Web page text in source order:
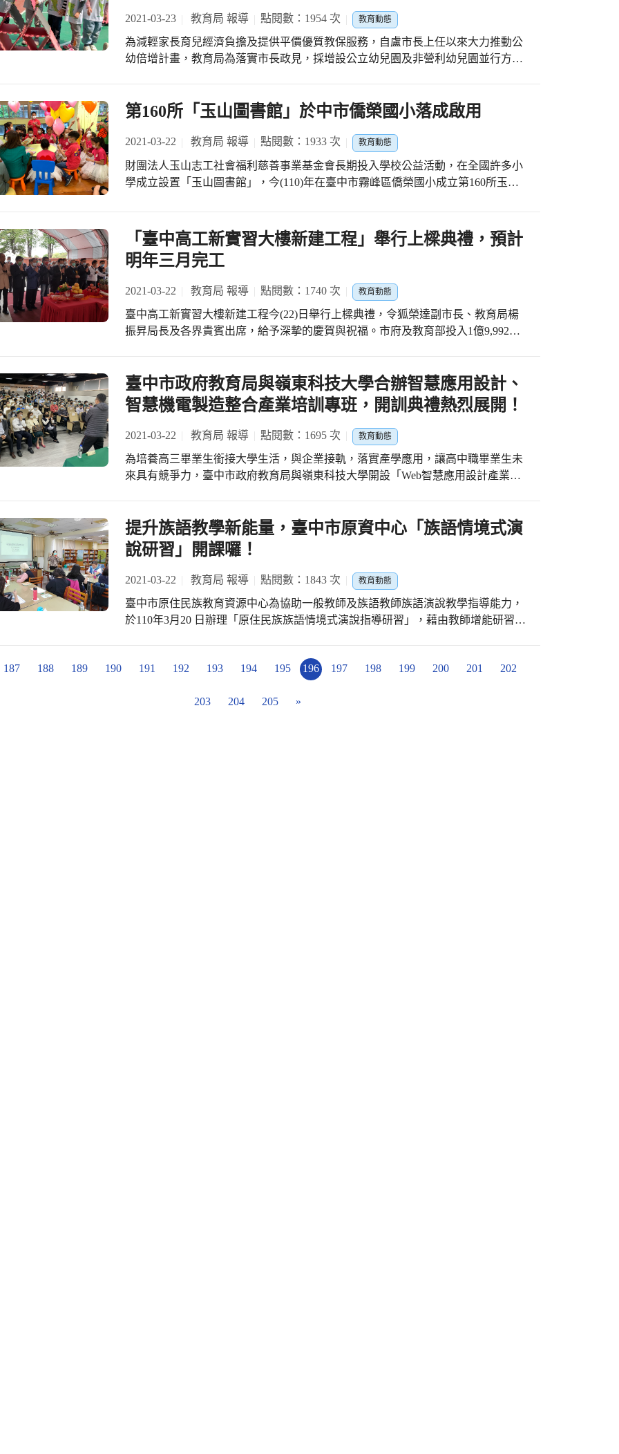
有北屯區僑孝國小、豐原區豐村國小、清水區槺榔國小、石岡區土牛國小及新社區
新社國小等5校。 今(23)日在臺中市北屯區僑孝國小辦理「2021臺中市藝術光點—校
園藝文圓夢計畫-【世界繪本暨插畫巡迴展】」聯合開幕活動。活動由僑孝國小曾受
邀到臺北小巨蛋「2020 SUPER STAR體育表演會」表演且獲獎無數的僑孝韻律體操
榮祥表示，美感與閱讀教育為學校推展的重點，此圓夢計畫內容豐富且多元，期藉
的活動，在孩子的心裡播下藝術的種子，一天天萌芽茁壯。 僑孝國小教務主任陳承
煜表示，「世界繪本暨插畫巡迴展」的繪本種類琳瑯滿目，其中不乏與學校校本課
程自然生態教育相關之內容，有助學生透過閱讀涵養對自然生態的保育觀念，另藉
由插畫展以及數位教材，能培養學生敏銳的觀察力與鑑賞力。 僑孝國小設備組長吳
接「世界繪本暨插畫巡迴展」250冊繪本及50位插畫家畫作，學校培訓了一批「愛閱
特派員」，擔起巡迴展導覽解說之重責大任。四年級的特派員李元和同學開心的表
本展導覽任務。培訓雖然辛苦，但能提升閱讀理解能力，還有表達技巧，對課業和
人際相處，應該會有幫助，所以我覺得很值得。」 臺中市政府教育局楊振昇局長表
示，非常感謝財團法人研揚文教基金會及千附實業股份有限公司共同贊助「2021臺
計畫，對於往後藝術賞析的能力及美感視野的陶養定能有所提升。希望這項計畫未
來能嘉惠更多學子，而且能吸引更多企業與市民關心及支持藝術教育。
2021-03-23 教育局 報導 點閱數：1954 次 教育動態
為減輕家長育兒經濟負擔及提供平價優質教保服務，自盧市長上任以來大力推動公
幼倍增計畫，教育局為落實市長政見，採增設公立幼兒園及非營利幼兒園並行方式
中華音樂舞蹈暨表演藝術教育協會辦理。 后里非營利幼兒園為后里區第1間非營利
齡班)，委辦法人為財團法人臺中市健康全人教育基金會，該會將於課程中融入后里
在地花卉、食農、音樂、生態等文化，加入親子愛閱讀、作息本位的融合教育及
STEAM等特色課程，並於部分課程融合老幼共學模式，期望該園成為讓家長及長輩
可以安心送托子女的園地。 另教育局繼106學年度在大雅區開辦上楓非營利幼兒
歲混齡班)，委辦法人為社團法人中華音樂舞蹈暨表演藝術教育協會，該會透過營造
健康、安全並充滿藝術與人文的學習環境，帶領孩子一起探索生活美學，用愛與關
索、發現與學習，建構出讓孩子盡情發展創意，在探索中快樂學習、健康成長的環
境，創造一個讓家長放心、孩子開心的幸福園地。 后里非營利幼兒園及大雅非營利
幼兒園將於本(110)年度8月份開辦，並配合臺中市公立及非營利幼兒園招生作業辦
幼兒園招生E化作業系統」家長報名頁面(http://kid-online.tc.edu.tw)，填寫報名幼兒基
本資料與聯絡人方式，系統即自動比對報名幼兒是否符合幼兒園報名資格，不需另
外準備現場報名時所需的紙本資料。 后里非營利幼兒園及大雅非營利幼兒園110學
絡窗口或教育局幼兒教育科(04-22289111轉54308李小姐) 查詢及瞭解招生相關資
訊。
第160所「玉山圖書館」於中市僑榮國小落成啟用
2021-03-22 教育局 報導 點閱數：1933 次 教育動態
財團法人玉山志工社會福利慈善事業基金會長期投入學校公益活動，在全國許多小
學成立設置「玉山圖書館」，今(110)年在臺中市霧峰區僑榮國小成立第160所玉山
現場祝賀，會場貴賓雲集，場面隆重。 臺中市政府教育局楊振昇局長表示，玉山圖
書館對於學校扎根閱讀教育實有相當大的助益，能培養學生閱讀素養，營造學校及
社區閱讀風氣，對於學校教育之貢獻，長久且深遠，感謝玉山銀行暨玉山文教基金
會的協助，提供學子更好的閱讀環境，豐富學校及社區閱讀資源，也為社區閱讀風
氣注入強心針。 僑榮國小施能宏校長表示，學校以智慧、溫馨、愛地球為願景，從
體育、食農、資訊、閱讀及雙語課程等全方位發展，近年推動閱讀課程並結合雙語
教學，從學生多元的表現，皆顯現不管是在語文教學或雙語課程的推動，均有長足
展覽，展現僑榮國小學生動態靜態的自信及素養。 楊振昇局長表示，教育局重視提
升學生閱讀質量，期勉僑榮國小能善用玉山圖書館的資源，更加精緻化閱讀教育、
培育學子閱讀素養及能力、營造愛閱讀氛圍，期待書香遠播全市，讓閱讀風氣感染
全民。
「臺中高工新實習大樓新建工程」舉行上樑典禮，預計
明年三月完工
2021-03-22 教育局 報導 點閱數：1740 次 教育動態
臺中高工新實習大樓新建工程今(22)日舉行上樑典禮，令狐榮達副市長、教育局楊
振昇局長及各界貴賓出席，給予深摯的慶賀與祝福。市府及教育部投入1億9,992萬
年約有1,000多位的學子可以在這個安全且完善的實習場域認真學習專業知識及技
術。 臺中高工是所歷史悠久、學風優良，以培養工業技術人才為目標的學校，亦是
國內工業類科指標學府，培育校友近10萬人，分佈海內外，無論在政府機構、學術
界、公民營企業或成功創業，皆卓然有成，培育出工業技術菁英，投入產業界成為
力，後續仍有許多計畫與補助，本著對教育的重視及對臺中高工辦學特色的肯定，
積極協助改善學校校園的學習環境，提升相關軟硬體設施，嘉惠中部地區學子，也
長，學有專精，服務人群，造福社會，開創屬於每一位同學的獨特價值。
臺中市政府教育局與嶺東科技大學合辦智慧應用設計、
智慧機電製造整合產業培訓專班，開訓典禮熱烈展開！
2021-03-22 教育局 報導 點閱數：1695 次 教育動態
為培養高三畢業生銜接大學生活，與企業接軌，落實產學應用，讓高中職畢業生未
來具有競爭力，臺中市政府教育局與嶺東科技大學開設「Web智慧應用設計產業培
三學生智慧設計就業專班，甄選共100名學員，凡錄取者皆可獲得全額補助120小時
職場技能培訓課程，以實務經驗教導同學工業4.0及程式設計之相關知能，目前已完
成學員甄選，將進行為期半年的培訓；最後通過培訓課程所有考核者，可免試銜接
配合科大產學專班就讀，更享有中部績優合作廠商就業保障，落實留住在地人才就
報名狀況熱烈，今年與嶺東科技大學合作開設的專班「開訓典禮」訂在(20)日上午9
時舉行，由嶺東科技大學、臺中市政府教育局、廠商代表、學生及家長共同見證。
商，計有采威國際資訊股份有限公司、惠特科技股份有限公司、大銀微系統股份有
限公司、橋椿金屬股份有限公司、車王電子股份有限公司、健豪印刷事業股份有限
業技職人才，學校也將依據產業需求，訓練更多具備良好職業態度與優秀專業的同
提升族語教學新能量，臺中市原資中心「族語情境式演
說研習」開課囉！
2021-03-22 教育局 報導 點閱數：1843 次 教育動態
臺中市原住民族教育資源中心為協助一般教師及族語教師族語演說教學指導能力，
於110年3月20 日辦理「原住民族族語情境式演說指導研習」，藉由教師增能研習，
境題目，讓學生能充分展現日常生活使用族語成果，囿於常使用華語文的情境下，
度，希望透過此研習活動安排的課程，提升原住民族族語教學人員族語演說指導能
187 188 189 190 191 192 193 194 195 196 197 198 199 200 201 202
203 204 205 »